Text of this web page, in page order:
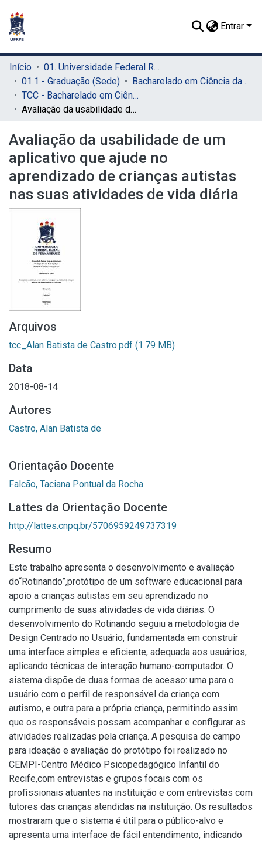
Entrar
Início
01. Universidade Federal Rural de Pernambuco - UFRPE (Sede)
01.1 - Graduação (Sede)
Bacharelado em Ciência da Computação (Sede)
TCC - Bacharelado em Ciência da Computação (Sede)
Avaliação da usabilidade de um aplicativo que ajude no aprendizado de crianças autistas nas suas atividades de vida diária
Avaliação da usabilidade de um
aplicativo que ajude no
aprendizado de crianças autistas
nas suas atividades de vida diária
Arquivos
tcc_Alan Batista de Castro.pdf (1.79 MB)
Data
2018-08-14
Autores
Castro, Alan Batista de
Orientação Docente
Falcão, Taciana Pontual da Rocha
Lattes da Orientação Docente
http://lattes.cnpq.br/5706959249737319
Resumo
Este trabalho apresenta o desenvolvimento e avaliação
do“Rotinando”,protótipo de um software educacional para
apoio a crianças autistas em seu aprendizado no
cumprimento de suas atividades de vida diárias. O
desenvolvimento do Rotinando seguiu a metodologia de
Design Centrado no Usuário, fundamentada em construir
uma interface simples e eﬁciente, adequada aos usuários,
aplicando técnicas de interação humano-computador. O
sistema dispõe de duas formas de acesso: uma para o
usuário com o perﬁl de responsável da criança com
autismo, e outra para a própria criança, permitindo assim
que os responsáveis possam acompanhar e conﬁgurar as
atividades realizadas pela criança. A pesquisa de campo
para ideação e avaliação do protótipo foi realizado no
CEMPI-Centro Médico Psicopedagógico Infantil do
Recife,com entrevistas e grupos focais com os
proﬁssionais atuantes na instituição e com entrevistas com
tutores das crianças atendidas na instituição. Os resultados
mostraram que o sistema é útil para o público-alvo e
apresenta uma interface de fácil entendimento, indicando